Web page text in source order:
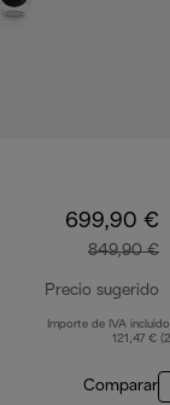
699,90 €
849,90 €
Precio sugerido
Importe de IVA
121,47 €
Comparar